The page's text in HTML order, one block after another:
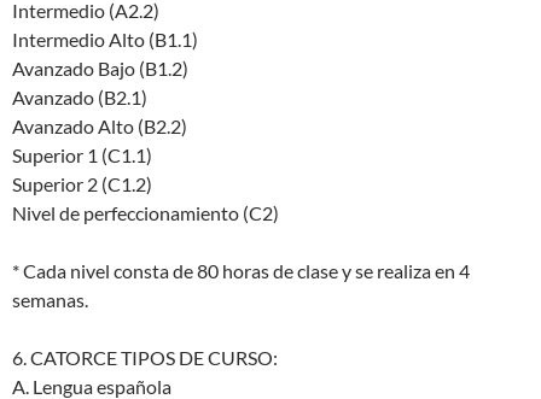
Intermedio (A2.2)
Intermedio Alto (B1.1)
Avanzado Bajo (B1.2)
Avanzado (B2.1)
Avanzado Alto (B2.2)
Superior 1 (C1.1)
Superior 2 (C1.2)
Nivel de perfeccionamiento (C2)
* Cada nivel consta de 80 horas de clase y se realiza en 4
semanas.
6. CATORCE TIPOS DE CURSO:
A. Lengua española